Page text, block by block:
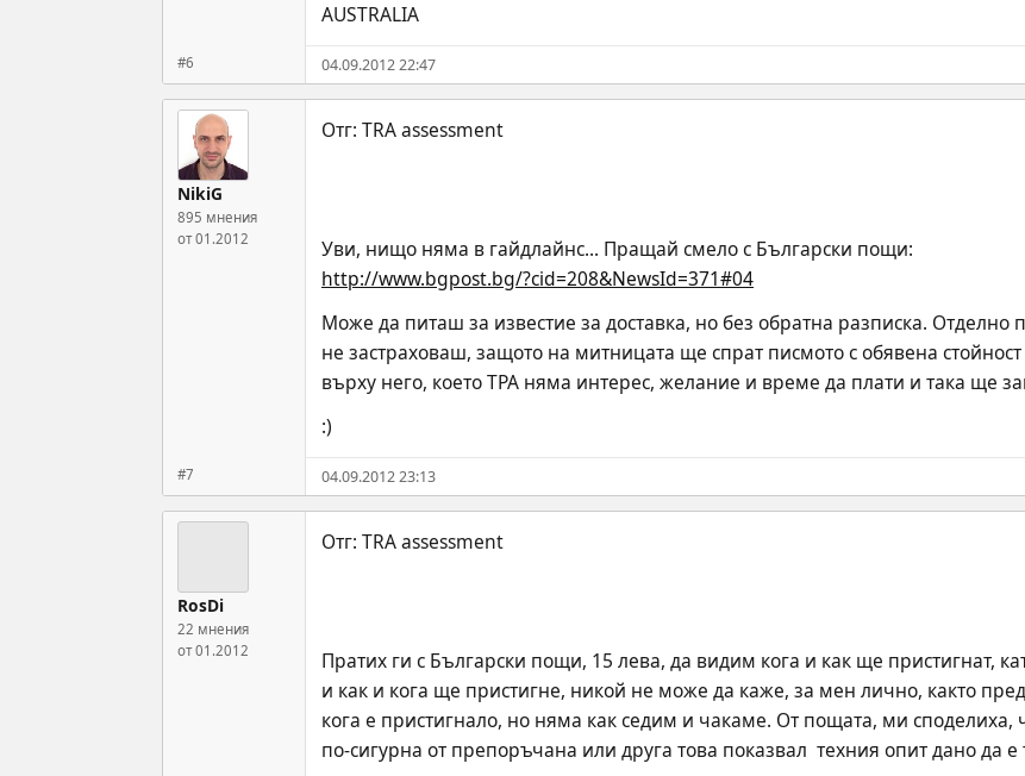
#6
AUSTRALIA
04.09.2012 22:47
NikiG
895 мнения
от 01.2012
#7
Уви, нищо няма в гайдлайнс... Пращай смело с Български пощи:
http://www.bgpost.bg/?cid=208&NewsId=371#04
Може да питаш за известие за доставка, но без обратна разписка.
не застраховаш, защото на митницата ще спрат писмото с обявена
върху него, което ТРА няма интерес, желание и време да плати и така ще
:)
04.09.2012 23:13
RosDi
22 мнения
от 01.2012
Пратих ги с Български пощи, 15 лева, да видим кога и как ще пристигнат,
и как и кога ще пристигне, никой не може да каже, за мен лично, както
кога е пристигнало, но няма как седим и чакаме. От пощата, ми споделиха,
по-сигурна от препоръчана или друга това показвал  техния опит дано да е